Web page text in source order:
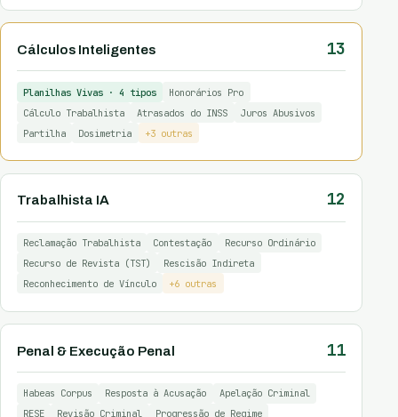
Cálculos Inteligentes 13
Planilhas Vivas · 4 tipos
Honorários Pro
Cálculo Trabalhista
Atrasados do INSS
Juros Abusivos
Partilha
Dosimetria +3 outras
Trabalhista IA 12
Reclamação Trabalhista Contestação
Recurso Ordinário
Recurso de Revista (TST)
Rescisão Indireta
Reconhecimento de Vínculo
+6 outras
Penal & Execução Penal 11
Habeas Corpus Resposta à Acusação
Apelação Criminal
RESE
Revisão Criminal
Progressão de Regime